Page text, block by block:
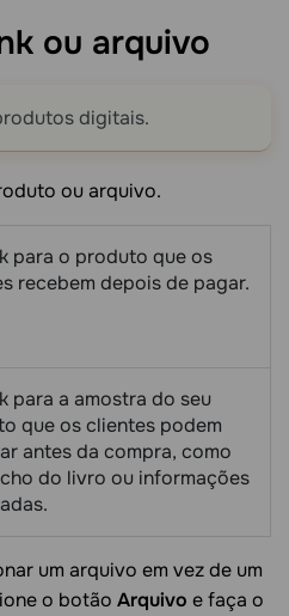
ou arquivo
digitais.
ou arquivo.
para o produto que os
recebem depois de pagar.
para a amostra do seu
que os clientes podem
antes da compra, como
do livro ou informações
um arquivo em vez de um
o botão Arquivo e faça o